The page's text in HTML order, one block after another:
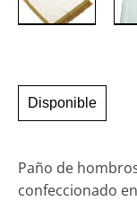
Disponible
Paño de
confeccionado